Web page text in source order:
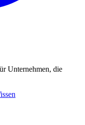
Unternehmen, die